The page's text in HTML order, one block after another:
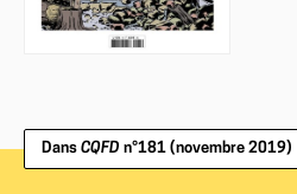
Dans CQFD n°181 (novembre 2019)